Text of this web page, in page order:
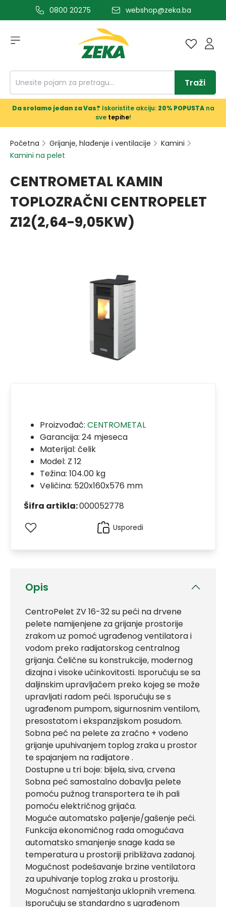
glavni sadržaj0800 20275 webshop@zeka.ba
Traži
Da srolamo jedan za Vas? Iskoristite akciju: 20% POPUSTAna
sve tepihe!
Početna Grijanje, hlađenje i ventilacije
Kamini
Kamini na pelet
CENTROMETAL KAMIN
TOPLOZRAČNI CENTROPELET
Z12(2,64-9,05KW)
Opis
CentroPelet ZV 16-32 su peći na drvene
pelete namijenjene za grijanje prostorije
zrakom uz pomoć ugrađenog ventilatora i
vodom preko radijatorskog centralnog
grijanja. Čelične su konstrukcije, modernog
dizajna i visoke učinkovitosti. Isporučuju se sa
daljinskim upravljačem preko kojeg se može
upravljati radom peći. Isporučuju se s
ugrađenom pumpom, sigurnosnim ventilom,
presostatom i ekspanzijskom posudom.
Sobna peć na pelete za zračno + vodeno
grijanje upuhivanjem toplog zraka u prostor
te spajanjem na radijatore .
Dostupne u tri boje: bijela, siva, crvena
Sobna peć samostalno dobavlja pelete
pomoću pužnog transportera te ih pali
pomoću električnog grijača.
Moguće automatsko paljenje/gašenje peći.
Funkcija ekonomičnog rada omogućava
automatsko smanjenje snage kada se
temperatura u prostoriji približava zadanoj.
Mogućnost podešavanje brzine ventilatora
za upuhivanje toplog zraka u prostoriju.
Mogućnost namještanja uklopnih vremena.
Isporučuju se standardno s ugrađenom
Proizvođač: CENTROMETAL
Garancija: 24 mjeseca
Materijal: čelik
Model: Z 12
Težina: 104.00 kg
Veličina: 520x160x576 mm
Šifra artikla:000052778
Usporedi